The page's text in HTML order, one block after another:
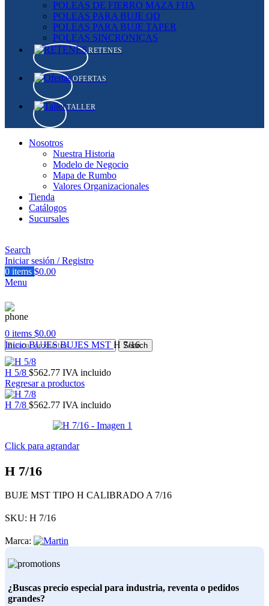
POLEAS DE FIERRO MAZA FIJA
POLEAS PARA BUJE QD
POLEAS PARA BUJE TAPER
POLEAS SINCRONICAS
RETENES
OFERTAS
TALLER
Nosotros
Nuestra Historia
Modelo de Negocio
Mapa de Rumbo
Valores Organizacionales
Tienda
Catálogos
Sucursales
Search
Iniciar sesión / Registro
0 items $0.00
Menu
0 items $0.00
Search
InicioBUJESBUJES MST H 7/16
H 5/8 $562.77 IVA incluido
Regresar a productos
H 7/8 $562.77 IVA incluido
Click para agrandar
H 7/16
BUJE MST TIPO H CALIBRADO A 7/16
SKU: H 7/16
Marca:
¿Buscas precio especial para industria, reventa o pedidos
grandes?